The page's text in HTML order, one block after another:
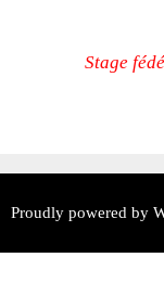
Stage
Proudly powered by